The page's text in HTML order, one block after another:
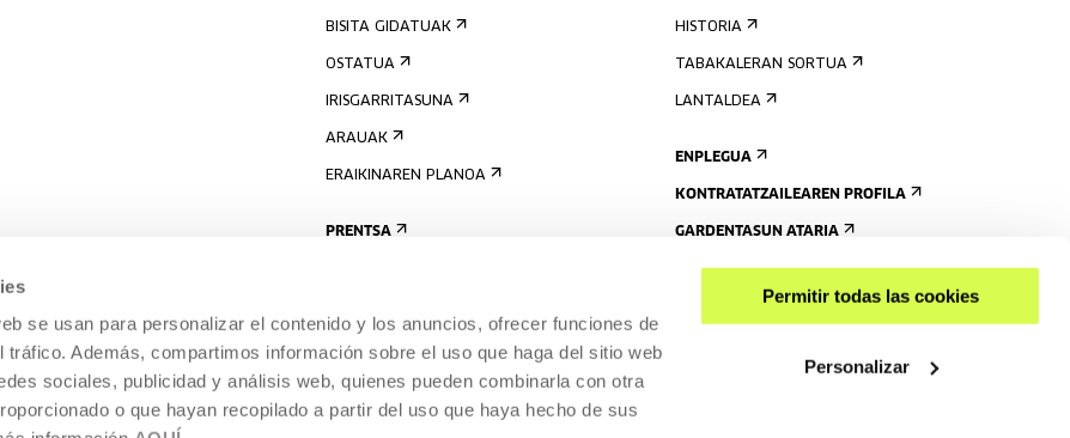
se usan para personalizar el contenido y los anuncios, ofrecer funciones de
Además, compartimos información sobre el uso que haga del sitio web
sociales, publicidad y análisis web, quienes pueden combinarla con otra
o que hayan recopilado a partir del uso que haya hecho de sus
Permitir todas las cookies
Personalizar
BISITA GIDATUAK
OSTATUA
IRISGARRITASUNA
ARAUAK
ERAIKINAREN PLANOA
PRENTSA
HISTORIA
TABAKALERAN SORTUA
LANTALDEA
ENPLEGUA
KONTRATATZAILEAREN PROFILA
GARDENTASUN ATARIA